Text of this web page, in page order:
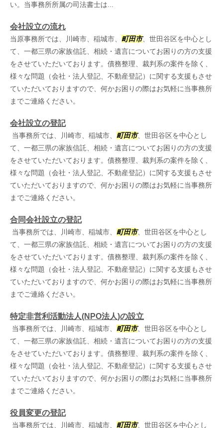
い。当事務所所属の司法書士は...
会社設立の流れ
当原事務所では、川崎市、稲城市、 町田市、世田谷区を中心とし
て、一都三県の家族信託、相続・遺言についてお困りの方の支援
をさせていただいております。債務整理、裁判系の案件を除く、
様々な問題（会社・法人登記、不動産登記）に関する支援もさせ
ていただいておりますので、何かお困りの際はお気軽に当事務所
までご連絡ください。
会社設立の登記
当事務所では、川崎市、稲城市、 町田市、世田谷区を中心とし
て、一都三県の家族信託、相続・遺言についてお困りの方の支援
をさせていただいております。債務整理、裁判系の案件を除く、
様々な問題（会社・法人登記、不動産登記）に関する支援もさせ
ていただいておりますので、何かお困りの際はお気軽に当事務所
までご連絡ください。
合同会社設立の登記
当事務所では、川崎市、稲城市、 町田市、世田谷区を中心とし
て、一都三県の家族信託、相続・遺言についてお困りの方の支援
をさせていただいております。債務整理、裁判系の案件を除く、
様々な問題（会社・法人登記、不動産登記）に関する支援もさせ
ていただいておりますので、何かお困りの際はお気軽に当事務所
までご連絡ください。
特定非営利活動法人(NPO法人)の設立
当事務所では、川崎市、稲城市、 町田市、世田谷区を中心とし
て、一都三県の家族信託、相続・遺言についてお困りの方の支援
をさせていただいております。債務整理、裁判系の案件を除く、
様々な問題（会社・法人登記、不動産登記）に関する支援もさせ
ていただいておりますので、何かお困りの際はお気軽に当事務所
までご連絡ください。
役員変更の登記
当事務所では、川崎市、稲城市、 町田市、世田谷区を中心とし